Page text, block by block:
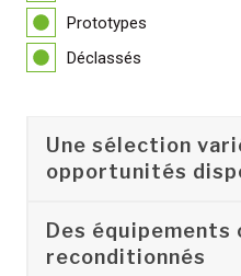
Prototypes
Déclassés
Une sélection
opportunités
Des
reconditionnés